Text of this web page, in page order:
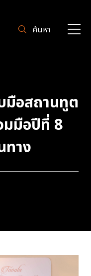
ค้นหา
มือสถานทูต
มมือปีที่ 8
ทาง